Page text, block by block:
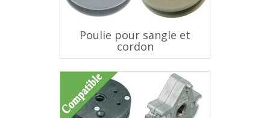
Poulie pour sangle et
cordon